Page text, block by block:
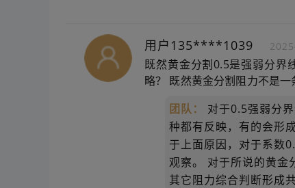
用户135****1039
既然黄金分割0.5是强弱分界
略？ 既然黄金分割阻力不是
团队：
对于0.5强弱分
种都有反映，有的会形
于上面原因，对于系数
观察。 对于所说的黄金
其它阻力综合判断形成